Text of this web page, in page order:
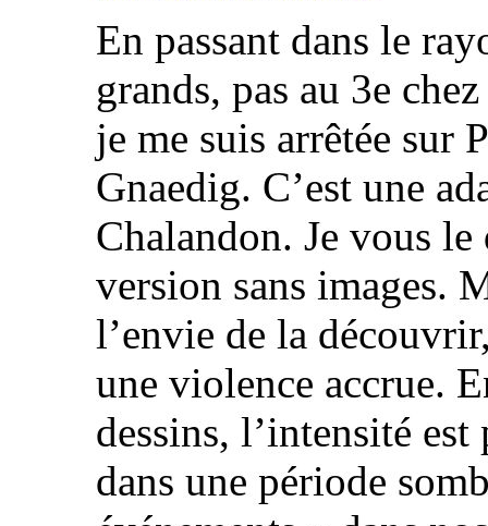
En passant dans le
grands, pas au 3e
je me suis arrêtée sur
Gnaedig. C’est une
Chalandon. Je vous
version sans images.
l’envie de la
une violence accrue.
dessins, l’intensité
dans une période